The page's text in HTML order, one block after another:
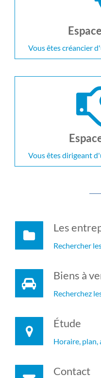
Vous êtes créancier
Vous êtes dirigeant
Les
Rechercher
Biens à
Recherchez
Étude
Horaire, plan,
Contact